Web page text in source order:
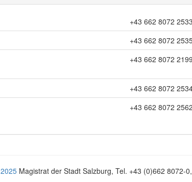
+43 662 8072 2533
+43 662 8072
+43 662 8072 2199
+43 662 8072
+43 662 8072 2562
Magistrat der Stadt Salzburg, Tel. +43 (0)662 8072-0